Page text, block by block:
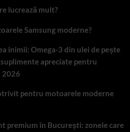
lucrează mult?
Samsung moderne?
inimii: Omega-3 din ulei de pește
apreciate pentru
2026
pentru motoarele moderne
premium în București: zonele care